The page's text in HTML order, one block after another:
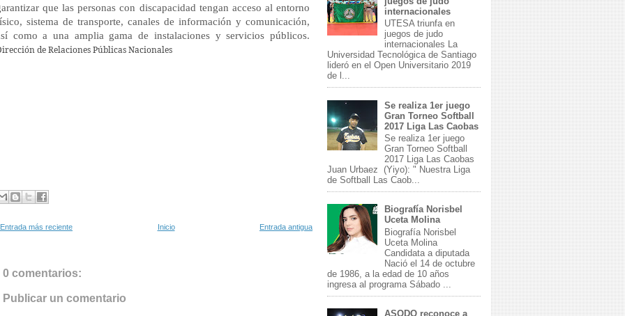
que las personas con discapacidad tengan acceso al entorno
sistema de transporte, canales de información y comunicación,
como a una amplia gama de instalaciones y servicios públicos.
de Relaciones Públicas Nacionales
Entrada más reciente Entrada antigua
Inicio
0 comentarios:
Publicar un comentario
internacionales
UTESA triunfa en
juegos de judo
internacionales La
Universidad Tecnológica de Santiago
lideró en el Open Universitario 2019
de l...
Se realiza 1er juego
Gran Torneo Softball
2017 Liga Las Caobas
Se realiza 1er juego
Gran Torneo Softball
2017 Liga Las Caobas
Juan Urbaez (Yiyo): " Nuestra Liga
de Softball Las Caob...
Biografía Norisbel
Uceta Molina
Biografía Norisbel
Uceta Molina
Candidata a diputada
Nació el 14 de octubre
de 1986, a la edad de 10 años
ingresa al programa Sábado ...
ASODO reconoce a